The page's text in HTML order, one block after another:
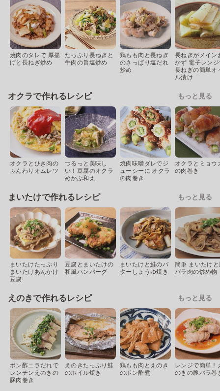
焼肉のタレで 厚揚
げと長ねぎ炒め
たっぷり長ねぎと
牛肉の旨塩炒め
鶏もも肉と長ねぎ
のさっぱり塩だれ
炒め
長ねぎがメイン
かず 電子レン
長ねぎの簡単オ
ル漬け
オクラで作れるレシピ もっと見る
オクラとひき肉の
ふんわりオムレツ
つるっと美味し
い！豆腐のオクラ
めかぶ和え
焼肉味噌ダレでジ
ューシーに オクラ
の肉巻き
オクラとミョウ
の肉巻き
まいたけで作れるレシピ もっと見る
まいたけたっぷり
まいたけあんかけ
豆腐
豆腐とまいたけの
和風ハンバーグ
まいたけと鮭のバ
ターしょうゆ焼き
簡単 まいたけ
バラ肉の炒め物
えのきで作れるレシピ もっと見る
ポン酢ニラだれで
レンチンえのきの
豚肉巻き
えのきたっぷり鮭
のホイル焼き
鶏もも肉とえのき
のポン酢煮
レンジで簡単！
のきの豚バラ巻